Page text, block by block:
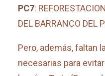
PC7:
DEL BARRANCO DEL
Pero, además, faltan
necesarias para